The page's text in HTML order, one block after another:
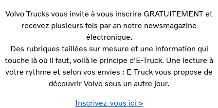
Volvo Trucks vous invite à vous inscrire GRATUITEMENT et
recevez plusieurs fois par an notre newsmagazine
électronique.
Des rubriques taillées sur mesure et une information qui
touche là où il faut, voilà le principe d'E-Truck. Une lecture à
votre rythme et selon vos envies : E-Truck vous propose de
découvrir Volvo sous un autre jour.
Inscrivez-vous ici >